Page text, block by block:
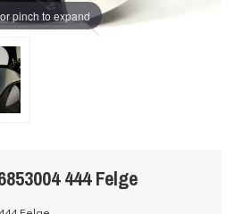
pinch to expand
444 Felge